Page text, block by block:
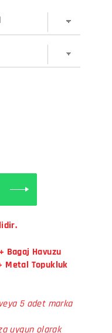
Bagaj Havuzu
Metal Topukluk
5 adet marka
uygun olarak